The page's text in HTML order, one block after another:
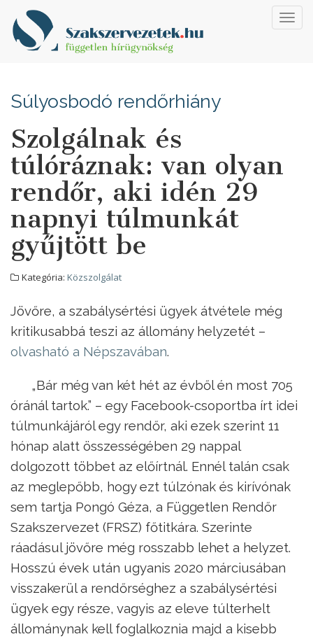
Súlyosbodó rendőrhiány
Szolgálnak és
túlóráznak: van olyan
rendőr, aki idén 29
napnyi túlmunkát
gyűjtött be
Kategória: Közszolgálat
Jövőre, a szabálysértési ügyek átvétele még
kritikusabbá teszi az állomány helyzetét –
olvasható a Népszavában.
„Bár még van két hét az évből én most 705
óránál tartok.” – egy Facebook-csoportba írt idei
túlmunkájáról egy rendőr, aki ezek szerint 11
hónap alatt összességében 29 nappal
dolgozott többet az előírtnál. Ennél talán csak
az meglepőbb, hogy ezt túlzónak és kirívónak
sem tartja Pongó Géza, a Független Rendőr
Szakszervezet (FRSZ) főtitkára. Szerinte
ráadásul jövőre még rosszabb lehet a helyzet.
Hosszú évek után ugyanis 2020 márciusában
visszakerül a rendőrséghez a szabálysértési
ügyek egy része, vagyis az eleve túlterhelt
állománynak kell foglalkoznia majd a kisebb